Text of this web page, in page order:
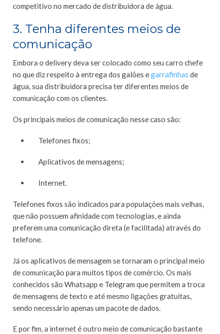
competitivo no mercado de distribuidora de água.
3. Tenha diferentes meios de
comunicação
Embora o delivery deva ser colocado como seu carro chefe
no que diz respeito à entrega dos galões egarrafinhas de
água, sua distribuidora precisa ter diferentes meios de
comunicação com os clientes.
Os principais meios de comunicação nesse caso são:
Telefones fixos;
Aplicativos de mensagens;
Internet.
Telefones fixos são indicados para populações mais velhas,
que não possuem afinidade com tecnologias, e ainda
preferem uma comunicação direta (e facilitada) através do
telefone.
Já os aplicativos de mensagem se tornaram o principal meio
de comunicação para muitos tipos de comércio. Os mais
conhecidos são Whatsapp e Telegram que permitem a troca
de mensagens de texto e até mesmo ligações gratuitas,
sendo necessário apenas um pacote de dados.
E por fim, a internet é outro meio de comunicação bastante